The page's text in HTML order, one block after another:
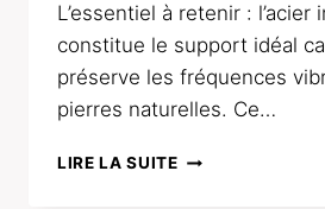
L’essentiel à retenir : l’acier
constitue le support idéal
préserve les fréquences
pierres naturelles. Ce…
LIRE LA SUITELES